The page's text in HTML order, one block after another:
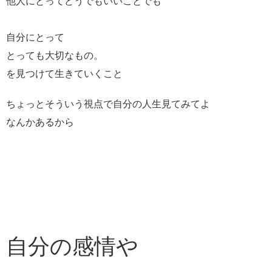
自分にとって
とっても大切なもの。
を見つけて生きていくこと
ちょっとそういう視点で自分の人生見てみてよ
なんかあるから
自分の感情や